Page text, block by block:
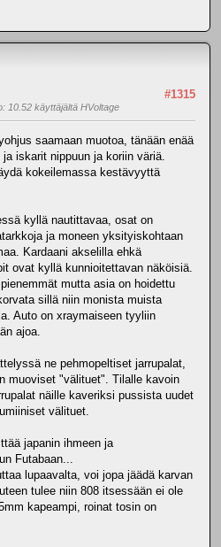
#1315
10.52 käyttäjältä HVoltage
saamaan muotoa, tänään enää
iskarit nippuun ja koriin väriä.
kokeilemassa kestävyyttä
kyllä nautittavaa, osat on
ja moneen yksityiskohtaan
Kardaani akselilla ehkä
ovat kyllä kunnioitettavan näköisiä.
mutta asia on hoidettu
sillä niin monista muista
Auto on xraymaiseen tyyliin
ajoa.
ne pehmopeltiset jarrupalat,
muoviset "välituet". Tilalle kavoin
näille kaveriksi pussista uudet
välituet.
japanin ihmeen ja
Futabaan...
lupaavalta, voi jopa jäädä karvan
tulee niin 808 itsessään ei ole
kapeampi, roinat tosin on